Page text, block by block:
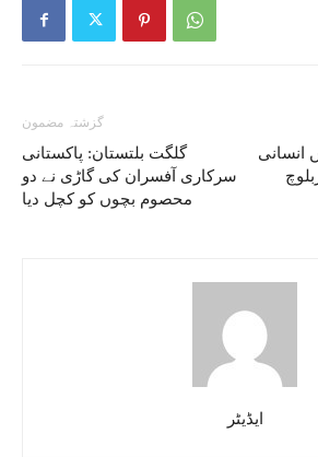
گزشتہ مضمون
گلگت بلتستان: پاکستانی
سرکاری آفسران کی گاڑی نے دو
محصوم بچوں کو کچل دیا
انسانی
ایڈیٹر